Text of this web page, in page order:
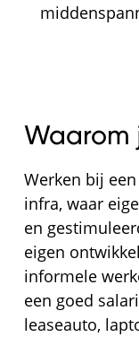
Waarom
Werken bij
infra, waar
en
eigen
informele
een goed
leaseauto,